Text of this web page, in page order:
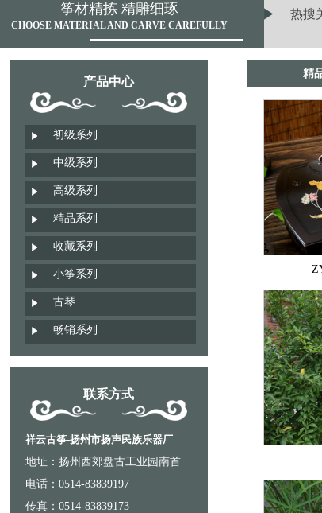
筝材精拣 精雕细琢
CHOOSE MATERIAL AND CARVE CAREFULLY
热搜
产品中心
初级系列
中级系列
高级系列
精品系列
收藏系列
小筝系列
古琴
畅销系列
联系方式
祥云古筝-扬州市扬声民族乐器厂
地址：扬州西郊盘古工业园南首
电话：0514-83839197
传真：0514-83839173
精